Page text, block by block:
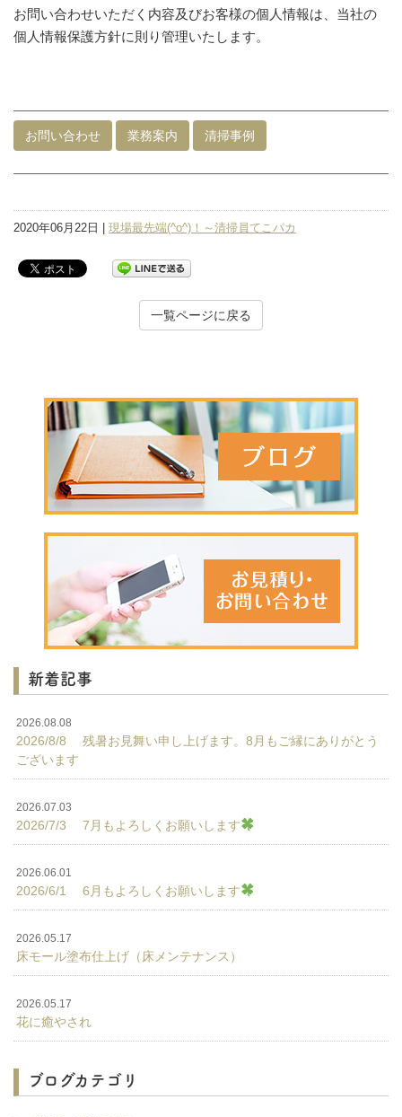
お問い合わせいただく内容及びお客様の個人情報は、当社の
個人情報保護方針に則り管理いたします。
お問い合わせ 業務案内 清掃事例
2020年06月22日 | 現場最先端(^o^)！～清掃員てこパカ
一覧ページに戻る
新着記事
2026.08.08
2026/8/8 残暑お見舞い申し上げます。8月もご縁にありがとう
ございます
2026.07.03
2026/7/3 7月もよろしくお願いします
2026.06.01
2026/6/1 6月もよろしくお願いします
2026.05.17
床モール塗布仕上げ（床メンテナンス）
2026.05.17
花に癒やされ
ブログカテゴリ